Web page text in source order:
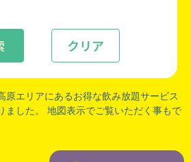
クリア
原エリアにあるお得な飲み放題サービス
ました。 地図表示でご覧いただく事もで